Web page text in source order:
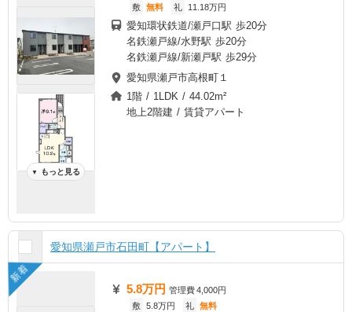
▼ もっと見る
敷 無料 礼 11.18万円
愛知環状鉄道/瀬戸口駅 歩20分
名鉄瀬戸線/水野駅 歩20分
名鉄瀬戸線/新瀬戸駅 歩29分
愛知県瀬戸市高根町１
1階 / 1LDK / 44.02m²
地上2階建 / 賃貸アパート
愛知県瀬戸市石田町【アパート】
新着
5.8万円 管理費4,000円
敷 5.8万円 礼 無料